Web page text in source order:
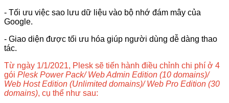
- Tối ưu việc sao lưu dữ liệu vào bộ nhớ đám mây của
Google.
- Giao diện được tối ưu hóa giúp người dùng dễ dàng thao
tác.
Từ ngày 1/1/2021, Plesk sẽ tiến hành điều chỉnh chi phí ở 4
gói Plesk Power Pack/ Web Admin Edition (10 domains)/
Web Host Edition (Unlimited domains)/ Web Pro Edition (30
domains), cụ thể như sau: